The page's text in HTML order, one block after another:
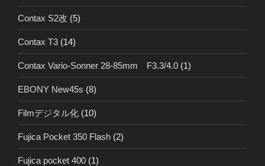
Contax S2改 (5)
Contax T3 (14)
Contax Vario-Sonner 28-85mm F3.3/4.0 (1)
EBONY New45s (8)
Filmデジタル化 (10)
Fujica Pocket 350 Flash (2)
Fujica pocket 400 (1)